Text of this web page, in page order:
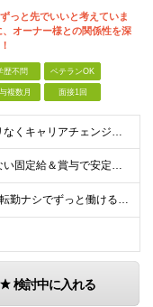
っと先でいいと考えていま
オーナー様との関係性を深
歴不問 ベテランOK
複数月 面接1回
☆賃貸から売買へ、ムリなくキャリアチェンジしたい方にピッタリ！ ◆賃貸営業の経験をお持ちの方（年数不問） ◆学歴不問 《こんな方にオススメ》 ◇目先の数字に追われず、じっくりお客様と向き合いたい方
★売上ノルマに追われない固定給＆賞与で安定収入！ 月給28万円～32万円＋各種手当＋賞与年2回 ※ご年齢やご経験を十分考慮の上、決定いたします ※試用期間3ヶ月（期間中の給与、待遇、雇用形態等の差異
☆町田駅から徒歩4分！転勤ナシでずっと働ける職場 《本社》 東京都町田市原町田6丁目17番11号 ※(変更の範囲)なし ＼仕事と暮らしの両立が叶う！大充実の町田エリア！／ ファッションビルや百貨
検討中に入れる